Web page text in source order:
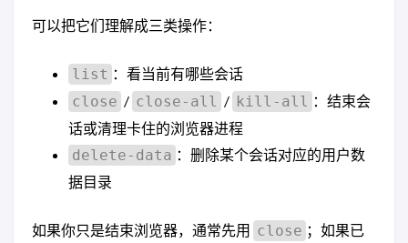
可以把它们理解成三类操作：
list ：看当前有哪些会话
close / close-all / kill-all ：结束会
话或清理卡住的浏览器进程
delete-data ：删除某个会话对应的用户数
据目录
如果你只是结束浏览器，通常先用 close ；如果已